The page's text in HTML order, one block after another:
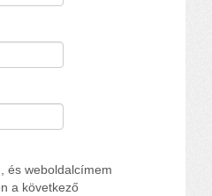
és weboldalcímem
a következő